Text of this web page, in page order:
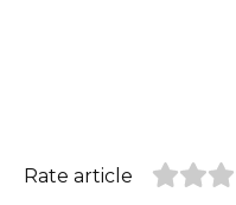
Rate article